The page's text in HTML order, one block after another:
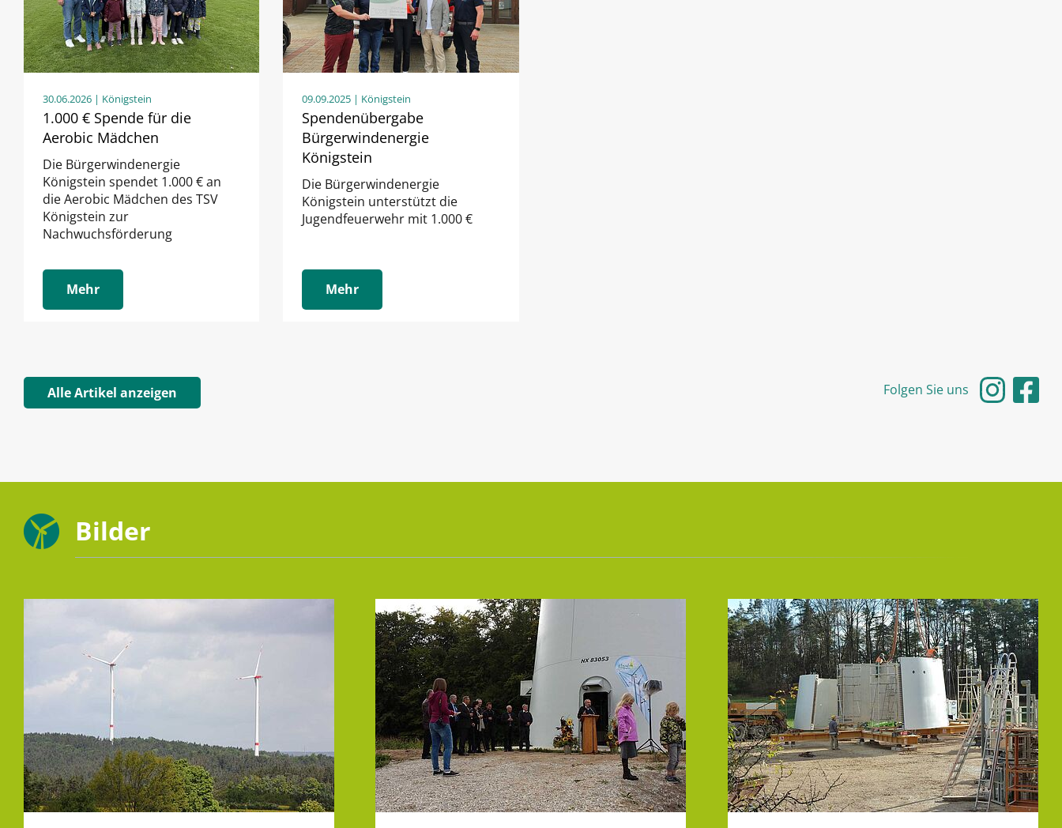
30.06.2026 | Königstein
1.000 € Spende für die
Aerobic Mädchen
Die Bürgerwindenergie
Königstein spendet 1.000 € an
die Aerobic Mädchen des TSV
Königstein zur
Nachwuchsförderung
Mehr
09.09.2025 | Königstein
Spendenübergabe
Bürgerwindenergie
Königstein
Die Bürgerwindenergie
Königstein unterstützt die
Jugendfeuerwehr mit 1.000 €
Mehr
Alle Artikel anzeigen Folgen Sie uns
Bilder